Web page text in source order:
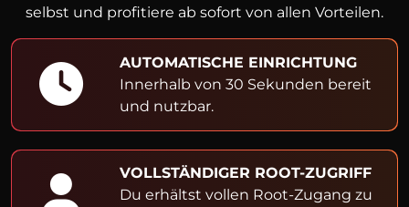
selbst und profitiere ab sofort von allen Vorteilen.
AUTOMATISCHE EINRICHTUNG
Innerhalb von 30 Sekunden bereit
und nutzbar.
VOLLSTÄNDIGER ROOT-ZUGRIFF
Du erhältst vollen Root-Zugang zu